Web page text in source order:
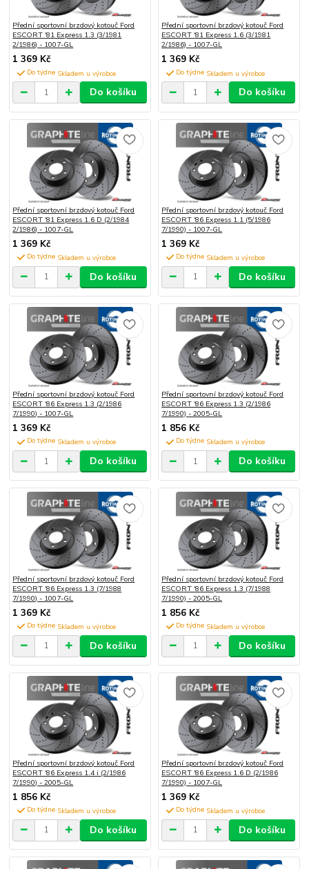
Přední sportovní brzdový kotouč Ford
ESCORT '81 Express 1.3 (3/1981
2/1986) - 1007-GL
1 369 Kč
Do týdne
Do košíku
Přední sportovní brzdový kotouč Ford
ESCORT '81 Express 1.6 (3/1981
2/1986) - 1007-GL
1 369 Kč
Do týdne
Do košíku
Přední sportovní brzdový kotouč Ford
ESCORT '81 Express 1.6 D (2/1984
2/1986) - 1007-GL
1 369 Kč
Do týdne
Do košíku
Přední sportovní brzdový kotouč Ford
ESCORT '86 Express 1.1 (5/1986
7/1990) - 1007-GL
1 369 Kč
Do týdne
Do košíku
Přední sportovní brzdový kotouč Ford
ESCORT '86 Express 1.3 (2/1986
7/1990) - 1007-GL
1 369 Kč
Do týdne
Do košíku
Přední sportovní brzdový kotouč Ford
ESCORT '86 Express 1.3 (2/1986
7/1990) - 2005-GL
1 856 Kč
Do týdne
Do košíku
Přední sportovní brzdový kotouč Ford
ESCORT '86 Express 1.3 (7/1988
7/1990) - 1007-GL
1 369 Kč
Do týdne
Do košíku
Přední sportovní brzdový kotouč Ford
ESCORT '86 Express 1.3 (7/1988
7/1990) - 2005-GL
1 856 Kč
Do týdne
Do košíku
Přední sportovní brzdový kotouč Ford
ESCORT '86 Express 1.4 i (2/1986
7/1990) - 2005-GL
1 856 Kč
Do týdne
Do košíku
Přední sportovní brzdový kotouč Ford
ESCORT '86 Express 1.6 D (2/1986
7/1990) - 1007-GL
1 369 Kč
Do týdne
Do košíku